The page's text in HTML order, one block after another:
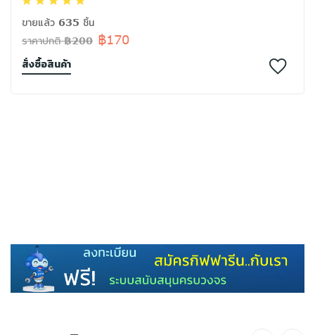
ขายแล้ว 635 ชิ้น
ราคาปกติ ฿200 ฿170
สั่งซื้อสินค้า